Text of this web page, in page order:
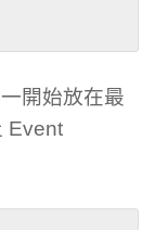
開始放在最
Event